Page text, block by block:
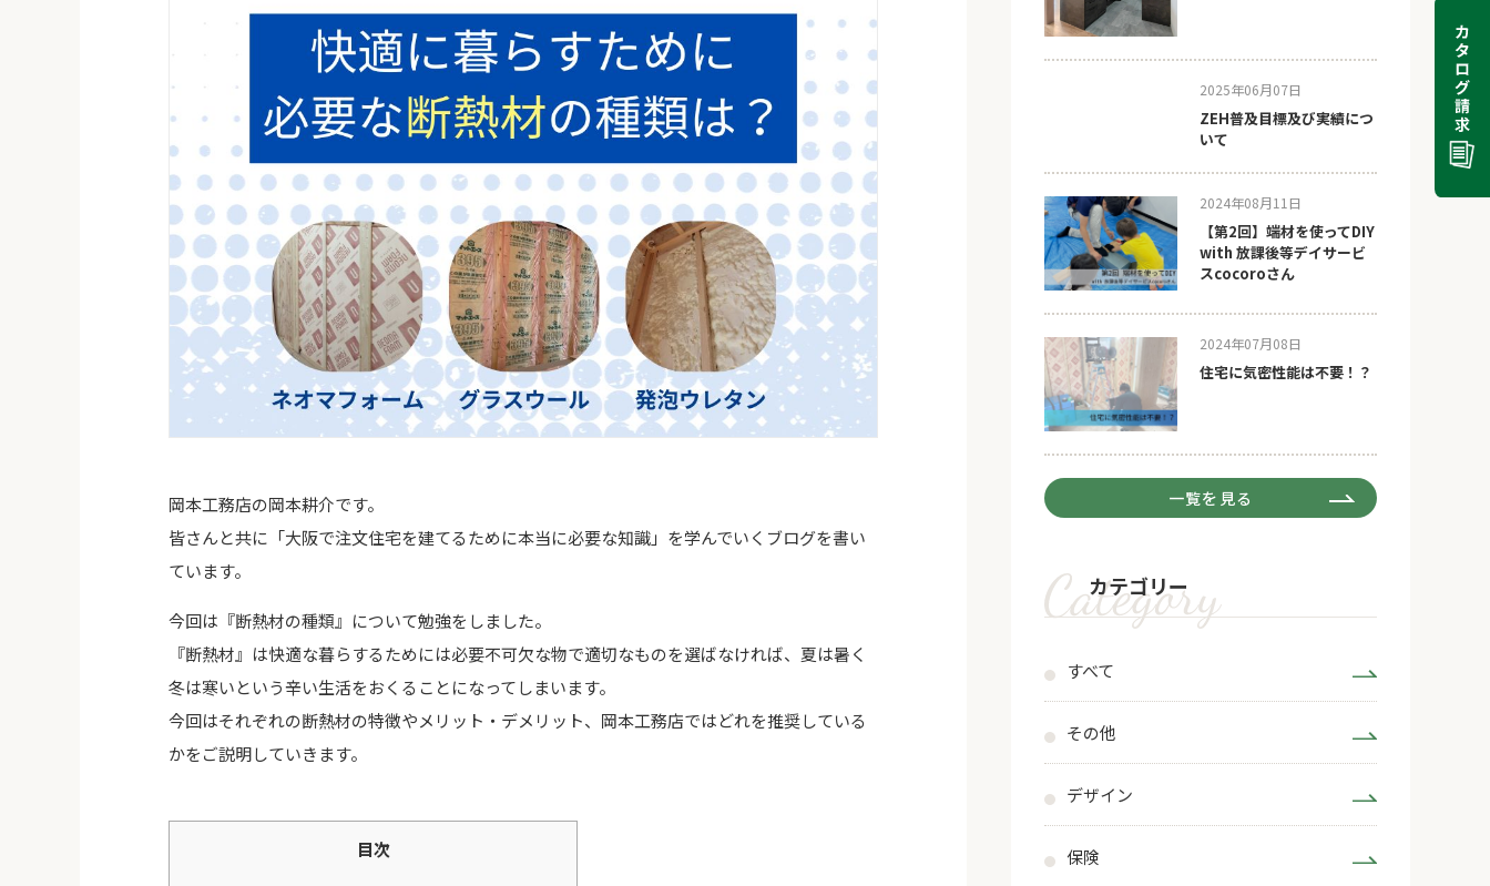
岡本工務店の岡本耕介です。
皆さんと共に「大阪で注文住宅を建てるために本当に必要な知識」を学んでいくブログを書い
ています。
今回は『断熱材の種類』について勉強をしました。
『断熱材』は快適な暮らするためには必要不可欠な物で適切なものを選ばなければ、夏は暑く
冬は寒いという辛い生活をおくることになってしまいます。
今回はそれぞれの断熱材の特徴やメリット・デメリット、岡本工務店ではどれを推奨している
かをご説明していきます。
目次
2025年06月07日
ZEH普及目標及び実績につ
いて
2024年08月11日
【第2回】端材を使ってDIY
with 放課後等デイサービ
スcocoroさん
2024年07月08日
住宅に気密性能は不要！？
一覧を見る
カテゴリー
すべて
その他
デザイン
保険